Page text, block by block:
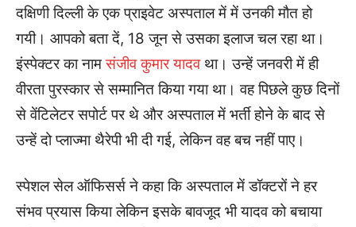
दक्षिणी दिल्ली के एक प्राइवेट अस्पताल में में उनकी मौत हो
गयी। आपको बता दें, 18 जून से उसका इलाज चल रहा था।
इंस्पेक्टर का नामसंजीव कुमार यादवथा। उन्हें जनवरी में ही
वीरता पुरस्कार से सम्मानित किया गया था। वह पिछले कुछ दिनों
से वेंटिलेटर सपोर्ट पर थे और अस्पताल में भर्ती होने के बाद से
उन्हें दो प्लाज्मा थैरेपी भी दी गई, लेकिन वह बच नहीं पाए।
स्पेशल सेल ऑफिसर्स ने कहा कि अस्पताल में डॉक्टरों ने हर
संभव प्रयास किया लेकिन इसके बावजूद भी यादव को बचाया